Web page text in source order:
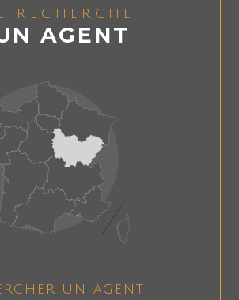
recherche
AGENT
un agent